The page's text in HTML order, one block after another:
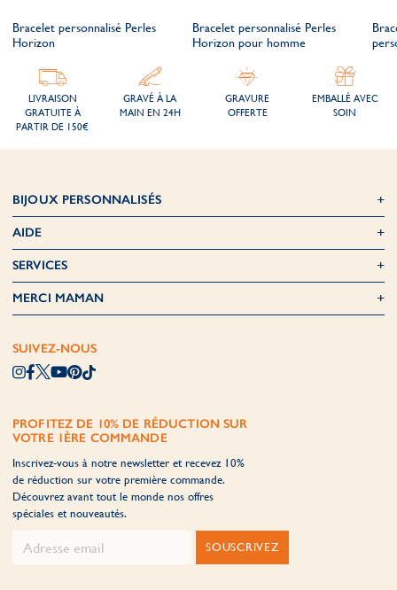
Bracelet personnalisé Perles
Horizon
Bracelet personnalisé Perles
Horizon pour homme
LIVRAISON
GRATUITE À
PARTIR DE 150€
GRAVÉ À LA
MAIN EN 24H
GRAVURE
OFFERTE
EMBALLÉ AVEC
SOIN
BIJOUX PERSONNALISÉS
AIDE
SERVICES
MERCI MAMAN
SUIVEZ-NOUS
PROFITEZ DE 10% DE RÉDUCTION SUR
VOTRE 1ÈRE COMMANDE
Inscrivez-vous à notre newsletter et recevez 10%
de réduction sur votre première commande.
Découvrez avant tout le monde nos offres
spéciales et nouveautés.
SOUSCRIVEZ